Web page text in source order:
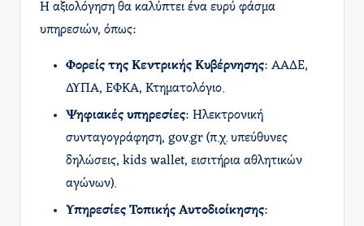
Η αξιολόγηση θα καλύπτει ένα ευρύ φάσμα
υπηρεσιών, όπως:​
Φορείς της Κεντρικής Κυβέρνησης: ΑΑΔΕ,
ΔΥΠΑ, ΕΦΚΑ, Κτηματολόγιο.​
Ψηφιακές υπηρεσίες: Ηλεκτρονική
συνταγογράφηση, gov.gr (π.χ. υπεύθυνες
δηλώσεις, kids wallet, εισιτήρια αθλητικών
αγώνων).​
Υπηρεσίες Τοπικής Αυτοδιοίκησης: